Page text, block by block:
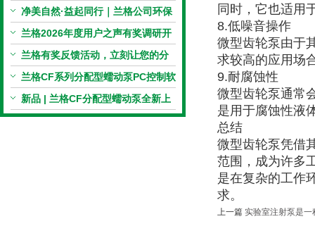
校园 | 兰格×吾水高原公益行
净美自然·益起同行｜兰格公司环保
捡拾公益活动圆满举行
兰格2026年度用户之声有奖调研开
启，京东E卡免费送！
兰格有奖反馈活动，立刻让您的分
享变成惊喜！
兰格CF系列分配型蠕动泵PC控制软
件免费版发布！即日起，通过即可
下载！
新品 | 兰格CF分配型蠕动泵全新上
市，智控每一滴！
同时，它也适用
8.低噪音操作
微型齿轮泵由于
求较高的应用场
9.耐腐蚀性
微型齿轮泵通常
是用于腐蚀性液
总结
微型齿轮泵凭借
范围，成为许多
是在复杂的工作
求。
上一篇 实验室注射泵是